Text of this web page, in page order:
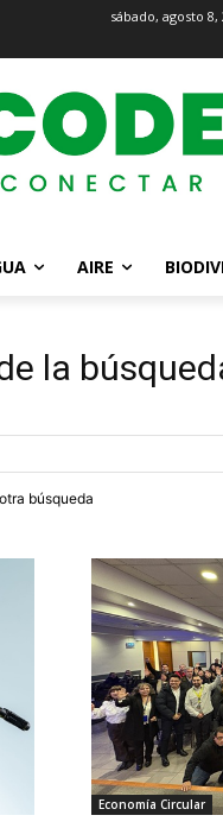
sábado, agosto 8,
AIRE
la
búsqueda
Economía Circular